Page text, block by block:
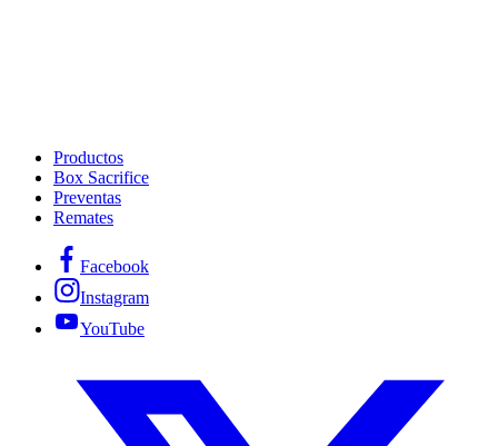
Productos
Box Sacrifice
Preventas
Remates
Facebook
Instagram
YouTube